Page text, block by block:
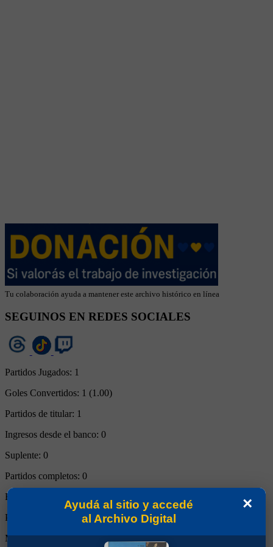
Tu colaboración ayuda a mantener este archivo histórico en línea
SEGUINOS EN REDES SOCIALES
Partidos Jugados: 1
Goles Convertidos: 1 (1.00)
Partidos de titular: 1
Ingresos desde el banco: 0
Suplente: 0
Partidos completos: 0
Expulsiones:
Partidos reemplazado: 1
Minutos Disputados:84
×
Ayudá al sitio y accedé
al Archivo Digital